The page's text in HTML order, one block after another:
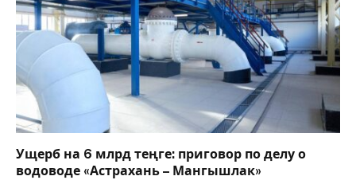
Ущерб на 6 млрд теңге: приговор по делу о
водоводе «Астрахань – Мангышлак»